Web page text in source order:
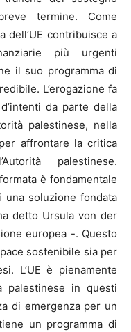
termine. Come
dell’UE contribuisce a
più urgenti
il suo programma di
L’erogazione fa
da parte della
palestinese, nella
affrontare la critica
palestinese.
è fondamentale
soluzione fondata
detto Ursula von der
europea -. Questo
sostenibile sia per
L’UE è pienamente
palestinese in questi
di emergenza per un
un programma di